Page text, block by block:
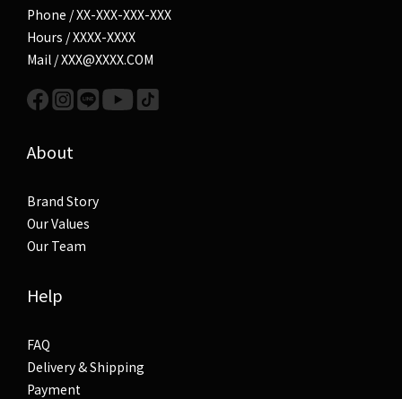
Phone / XX-XXX-XXX-XXX
Hours / XXXX-XXXX
Mail / XXX@XXXX.COM
About
Brand Story
Our Values
Our Team
Help
FAQ
Delivery & Shipping
Payment